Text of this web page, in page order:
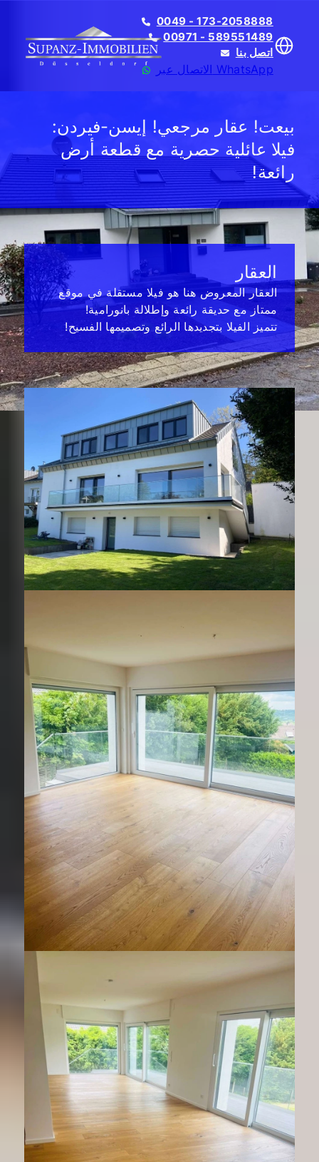
0049 - 173-2058888
00971 - 589551489
اتصل بنا
الاتصال عبر WhatsApp
Translate
بيعت! عقار مرجعي! إيسن-فيردن:
فيلا عائلية حصرية مع قطعة أرض
رائعة!
العقار
العقار المعروض هنا هو فيلا مستقلة في موقع
ممتاز مع حديقة رائعة وإطلالة بانورامية!
تتميز الفيلا بتجديدها الرائع وتصميمها الفسيح!